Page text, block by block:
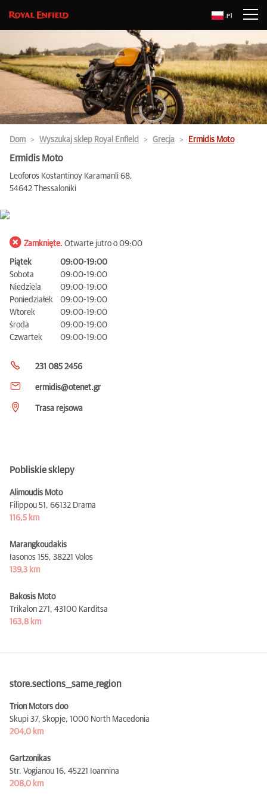
Pl
Dom Wyszukaj sklep Royal Enfield Grecja Ermidis Moto
Ermidis Moto
Leoforos Kostantinoy Karamanli 68,
54642 Thessaloniki
Zamknięte. Otwarte jutro o 09:00
Piątek
09:00-19:00
Sobota
09:00-19:00
Niedziela
09:00-19:00
Poniedziałek
09:00-19:00
Wtorek
09:00-19:00
środa
09:00-19:00
Czwartek
09:00-19:00
231 085 2456
ermidis@otenet.gr
Trasa rejsowa
Pobliskie sklepy
Alimoudis Moto
Filippou 51, 66132 Drama
116,5 km
Marangkoudakis
Iasonos 155, 38221 Volos
139,3 km
Bakosis Moto
Trikalon 271, 43100 Karditsa
163,8 km
store.sections__same_region
Trion Motors doo
Skupi 37, Skopje, 1000 North Macedonia
204,0 km
Gartzonikas
Str. Vogianou 16, 45221 Ioannina
208,0 km